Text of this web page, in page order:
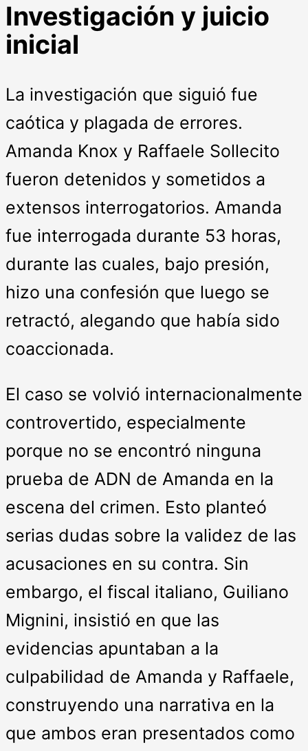
Investigación y juicio
inicial
La investigación que siguió fue
caótica y plagada de errores.
Amanda Knox y Raffaele Sollecito
fueron detenidos y sometidos a
extensos interrogatorios. Amanda
fue interrogada durante 53 horas,
durante las cuales, bajo presión,
hizo una confesión que luego se
retractó, alegando que había sido
coaccionada.
El caso se volvió internacionalmente
controvertido, especialmente
porque no se encontró ninguna
prueba de ADN de Amanda en la
escena del crimen. Esto planteó
serias dudas sobre la validez de las
acusaciones en su contra. Sin
embargo, el fiscal italiano, Guiliano
Mignini, insistió en que las
evidencias apuntaban a la
culpabilidad de Amanda y Raffaele,
construyendo una narrativa en la
que ambos eran presentados como